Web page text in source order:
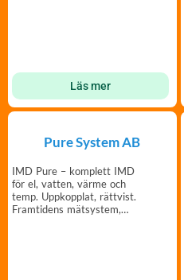
Läs mer
Pure System AB
IMD Pure – komplett IMD
för el, vatten, värme och
temp. Uppkopplat, rättvist.
Framtidens mätsystem,